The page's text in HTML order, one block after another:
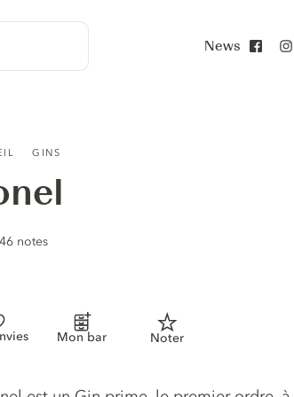
News
GINS
:
/ 10
46 notes
Mon bar Noter